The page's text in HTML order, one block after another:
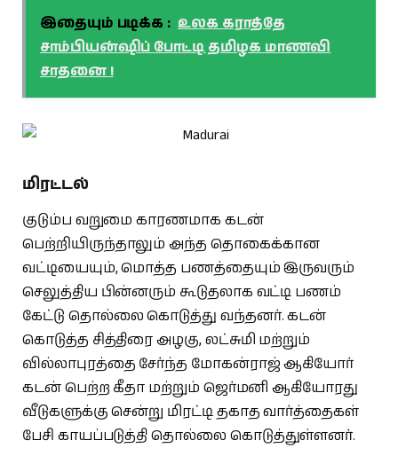
இதையும் படிக்க : உலக கராத்தே
சாம்பியன்ஷிப் போட்டி தமிழக மாணவி
சாதனை !
மிரட்டல்
குடும்ப வறுமை காரணமாக கடன்
பெற்றியிருந்தாலும் அந்த தொகைக்கான
வட்டியையும், மொத்த பணத்தையும் இருவரும்
செலுத்திய பின்னரும் கூடுதலாக வட்டி பணம்
கேட்டு தொல்லை கொடுத்து வந்தனர். கடன்
கொடுத்த சித்திரை அழகு, லட்சுமி மற்றும்
வில்லாபுரத்தை சேர்ந்த மோகன்ராஜ் ஆகியோர்
கடன் பெற்ற கீதா மற்றும் ஜெர்மனி ஆகியோரது
வீடுகளுக்கு சென்று மிரட்டி தகாத வார்த்தைகள்
பேசி காயப்படுத்தி தொல்லை கொடுத்துள்ளனர்.